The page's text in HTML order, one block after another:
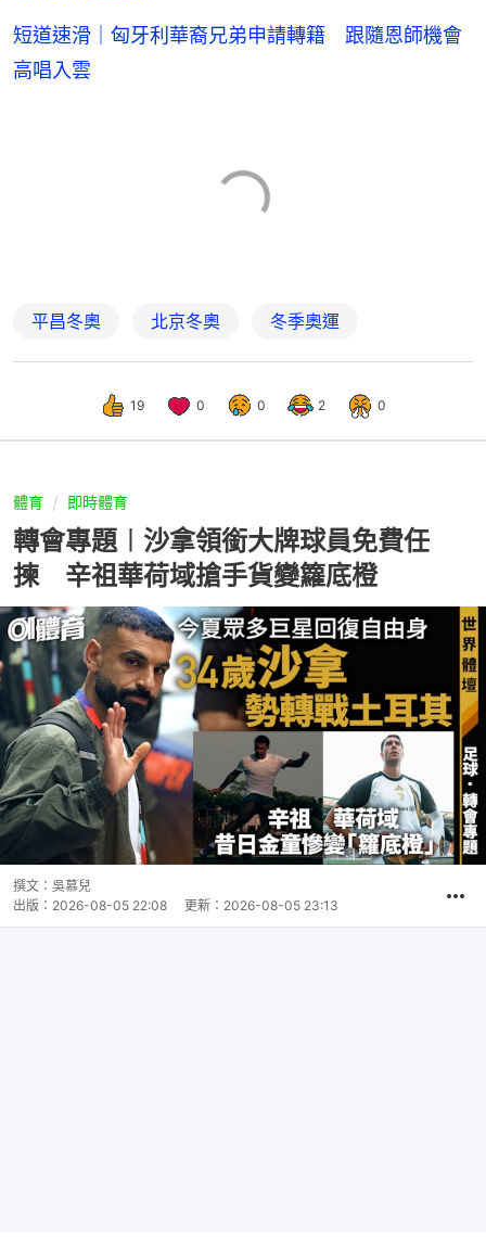
短道速滑｜匈牙利華裔兄弟申請轉籍 跟隨恩師機會
高唱入雲
平昌冬奧 北京冬奧 冬季奧運
19 0 0 2 0
體育 即時體育
轉會專題︱沙拿領銜大牌球員免費任
揀 辛祖華荷域搶手貨變籮底橙
撰文： 吳慕兒
出版： 2026-08-05 22:08 更新： 2026-08-05 23:13